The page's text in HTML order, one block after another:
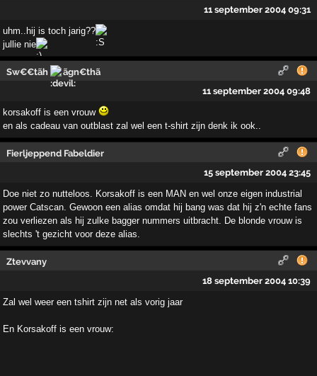
11 september 2004 09:31
uhm..hij is toch jarig??
jullie nie
Sw€€tãh
ãgn€thã
11 september 2004 09:48
korsakoff is een vrouw
en als cadeau van outblast zal wel een t-shirt zijn denk ik ook..
Fierljeppend Fabeldier
15 september 2004 23:45
Doe niet zo nutteloos. Korsakoff is een MAN en wel onze eigen industrial
power Catscan. Gewoon een alias omdat hij bang was dat hij z'n echte fans
zou verliezen als hij zulke bagger nummers uitbracht. De blonde vrouw is
slechts 't gezicht voor deze alias.
Ztevvany
18 september 2004 10:39
Zal wel weer een tshirt zijn net als vorig jaar
En Korsakoff is een vrouw: